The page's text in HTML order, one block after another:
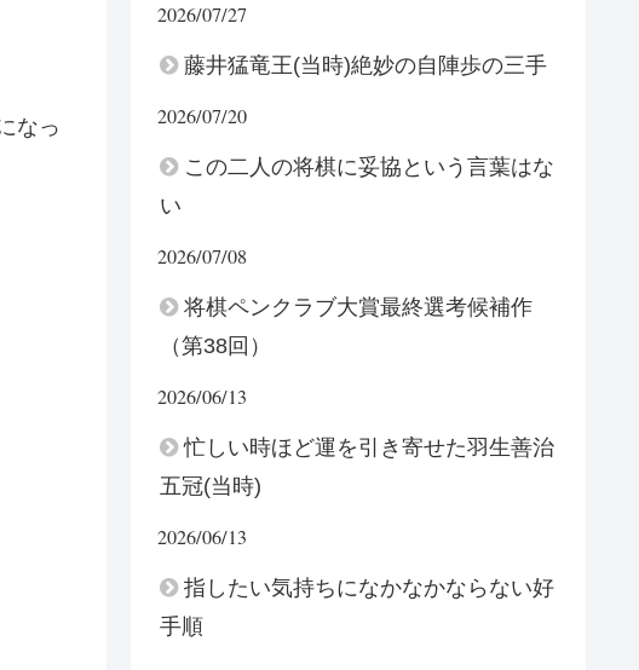
なっ
2026/07/27
藤井猛竜王(当時)絶妙の自陣歩の三手
2026/07/20
この二人の将棋に妥協という言葉はな
い
2026/07/08
将棋ペンクラブ大賞最終選考候補作
（第38回）
2026/06/13
忙しい時ほど運を引き寄せた羽生善治
五冠(当時)
2026/06/13
指したい気持ちになかなかならない好
手順